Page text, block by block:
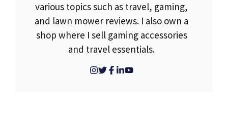
various topics such as travel, gaming,
and lawn mower reviews. I also own a
shop where I sell gaming accessories
and travel essentials.